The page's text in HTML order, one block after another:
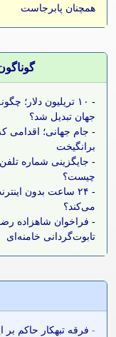
همچنان پابرجاست
-
۱۰ تریلیون دلار؛
جهان تبدیل شد؟
- جام جهانی؛ اقدامی
برانگیخت
- جایگزینی شماره تلفن
چیست؟
-
۲۴ ساعت بدون
می‌کند؟
- فراخوان شاهزاده
تابوت‌گردانی خامنه‌ای
- فرقه تبهکار حاکم بر